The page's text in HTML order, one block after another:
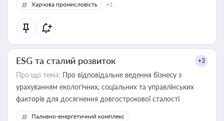
Харчова промисловість
+1
ESG та сталий розвиток +3
Про що тема: Про відповідальне ведення бізнесу з
урахуванням екологічних, соціальних та управлінських
факторів для досягнення довгострокової сталості
Паливно-енергетичний комплекс